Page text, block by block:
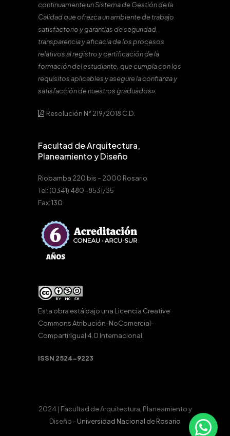
continuamente un Sistema de Gestión de la
Calidad que ofrezca un ambiente de trabajo
satisfactorio y garantías de seguridad,
transparencia y eficacia de los procesos
relativos al registro y certificación de la
formación del estudiante, que cumpla con los
requisitos aplicables y asegure la confianza y
satisfacción de nuestros graduados».
Resolución N° 219/2018 C.D.
Facultad de Arquitectura,
Planeamiento y Diseño
Riobamba 220 bis – 2000 Rosario
Tel: (0341) 480-8531/35
Fax: 130
Esta obra está bajo una Licencia Creative
Commons Atribución-NoComercial-
CompartirIgual 4.0 Internacional.
ISSN 2524-9223
2024 | Facultad de Arquitectura, Planeamiento y
Diseño -Universidad Nacional de Rosario